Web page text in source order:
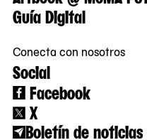
Guía Digital
Conecta con nosotros
Social
Facebook
X
Boletín de noticias